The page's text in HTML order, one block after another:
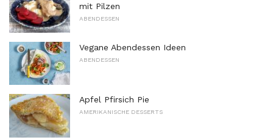
mit Pilzen
ABENDESSEN
Vegane Abendessen Ideen
ABENDESSEN
Apfel Pfirsich Pie
AMERIKANISCHE DESSERTS